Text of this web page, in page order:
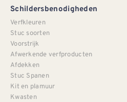
Schildersbenodigheden
Verfkleuren
Stuc soorten
Voorstrijk
Afwerkende verfproducten
Afdekken
Stuc Spanen
Kit en plamuur
Kwasten